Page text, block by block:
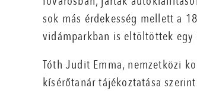
sok más érdekesség mellett a
vidámparkban is eltöltöttek egy
Tóth Judit Emma, nemzetközi
kísérőtanár tájékoztatása